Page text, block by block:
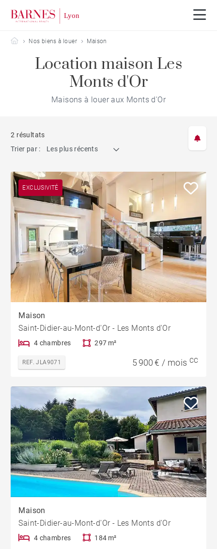
Barnes Lyon
Nos biens à louer Maison
Location maison Les
Monts d'Or
Maisons à louer aux Monts d'Or
2 résultats
Trier par :
Les plus récents
EXCLUSIVITÉ
Maison
Saint-Didier-au-Mont-d'Or - Les Monts d'Or
4 chambres 297 m²
REF. JLA9071 5 900 € / mois CC
Maison
Saint-Didier-au-Mont-d'Or - Les Monts d'Or
4 chambres 184 m²